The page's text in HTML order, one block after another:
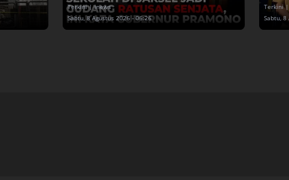
Terkini | inews
Sabtu, 8 Agustus 2026 - 06:26
Terkini |
Sabtu, 8